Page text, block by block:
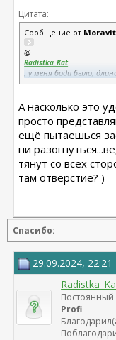
Цитата:
Сообщение от
@
Radistka_Kat
, у меня боди было,
А насколько это
просто
ещё пытаешься
ни
тянут со всех
там отверстие? )
Спасибо:
29.09.2024, 22:21
Постоянный
Profi